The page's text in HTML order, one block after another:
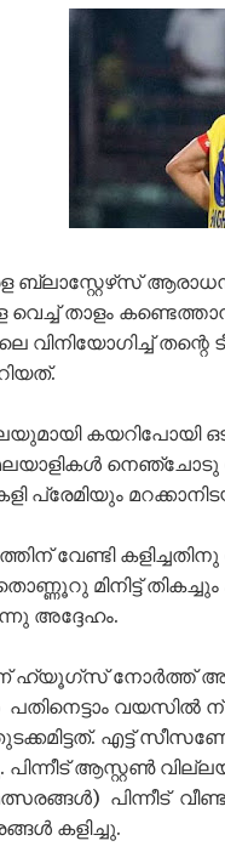
ബ്ലാസ്റ്റേഴ്‌സ്
വെച്ച് താളം
തന്റെ
കയറിപോയി
നെഞ്ചോടു
വേണ്ടി
തൊണ്ണൂറു മിനിട്ട്
അദ്ദേഹം.
ഹ്യൂഗ്സ് നോർത്ത്
പതിനെട്ടാം
എട്ട്
പിന്നീട് ആസ്റ്റൺ
പിന്നീട്
കളിച്ചു.